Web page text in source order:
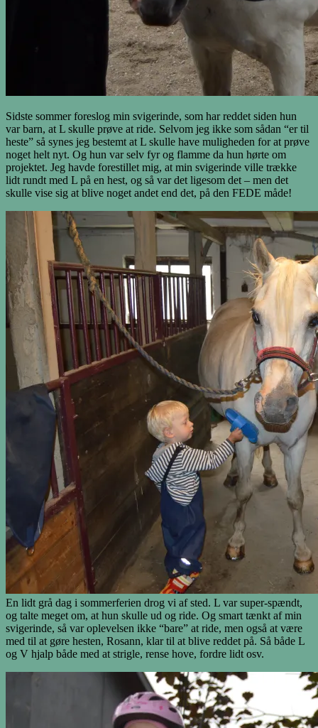
Sidste sommer foreslog min svigerinde, som har reddet siden hun
var barn, at L skulle prøve at ride. Selvom jeg ikke som sådan “er til
heste” så synes jeg bestemt at L skulle have muligheden for at prøve
noget helt nyt. Og hun var selv fyr og flamme da hun hørte om
projektet. Jeg havde forestillet mig, at min svigerinde ville trække
lidt rundt med L på en hest, og så var det ligesom det – men det
skulle vise sig at blive noget andet end det, på den FEDE måde!
En lidt grå dag i sommerferien drog vi af sted. L var super-spændt,
og talte meget om, at hun skulle ud og ride. Og smart tænkt af min
svigerinde, så var oplevelsen ikke “bare” at ride, men også at være
med til at gøre hesten, Rosann, klar til at blive reddet på. Så både L
og V hjalp både med at strigle, rense hove, fordre lidt osv.